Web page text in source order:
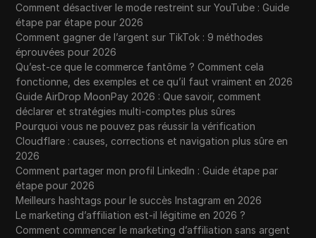
26
Product Photography With Caspa AI
(Jewelry Edition) - How To Create AI Images
27
Passive Income Ideas For Stay At Home
Moms, Housewives & Single Mothers (EZ
Payday Wealth $9 System)
28
Post AT This Time To Go Viral on YouTube
FASTER in 2025 (best time to post on
29
Pixelscan Review 2025: Detect and Protect
Against Browser Fingerprint Leaks
Comment désactiver le mode restreint sur YouTube : Guide
étape par étape pour 2026
Comment gagner de l’argent sur TikTok : 9 méthodes
éprouvées pour 2026
Qu’est-ce que le commerce fantôme ? Comment cela
fonctionne, des exemples et ce qu’il faut vraiment en 2026
Guide AirDrop MoonPay 2026 : Que savoir, comment
déclarer et stratégies multi-comptes plus sûres
Pourquoi vous ne pouvez pas réussir la vérification
Cloudflare : causes, corrections et navigation plus sûre en
2026
Comment partager mon profil LinkedIn : Guide étape par
étape pour 2026
Meilleurs hashtags pour le succès Instagram en 2026
Le marketing d’affiliation est-il légitime en 2026 ?
Comment commencer le marketing d’affiliation sans argent